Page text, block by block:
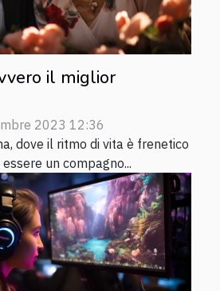
il miglior
2023 12:36
dove il ritmo di vita è frenetico
un compagno...